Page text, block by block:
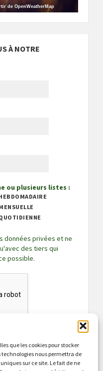
que les cookies pour stocker
nous permettra de
sur ce site. Le fait de ne
de OpenWeatherMap
À NOTRE
ou plusieurs listes :
données privées et ne
des tiers qui
possible.